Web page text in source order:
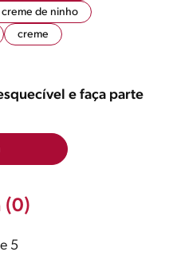
creme de ninho
creme
e faça parte
(0)
5